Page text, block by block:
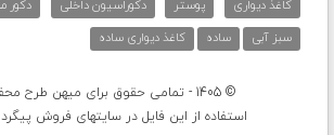
کاغذ دیواری پوستر دکوراسیون داخلی دکور
سبز آبی
ساده کاغذ دیواری ساده
© 1405 - تمامی حقوق برای میهن طرح محفوظ است.
استفاده از این فایل در سایتهای فروش پیگرد